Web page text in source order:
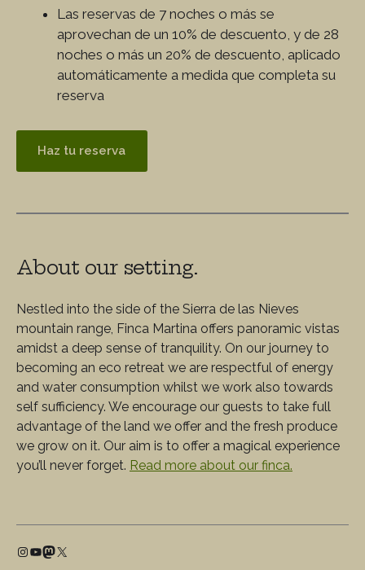
Las reservas de 7 noches o más se
aprovechan de un 10% de descuento, y de 28
noches o más un 20% de descuento, aplicado
automáticamente a medida que completa su
reserva
Haz tu reserva
About our setting.
Nestled into the side of the Sierra de las Nieves
mountain range, Finca Martina offers panoramic vistas
amidst a deep sense of tranquility. On our journey to
becoming an eco retreat we are respectful of energy
and water consumption whilst we work also towards
self sufficiency. We encourage our guests to take full
advantage of the land we offer and the fresh produce
we grow on it. Our aim is to offer a magical experience
you’ll never forget. Read more about our finca.